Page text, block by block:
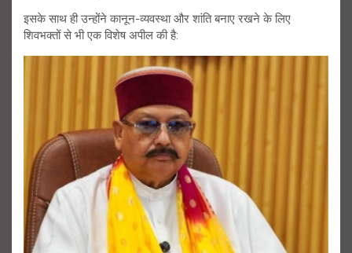
इसके साथ ही उन्होंने कानून-व्यवस्था और शांति बनाए रखने के लिए
शिवभक्तों से भी एक विशेष अपील की है: